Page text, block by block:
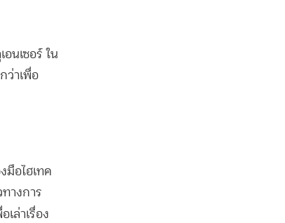
นเซอร์ ใน
ว่าเพื่อ
มือไฮเทค
างการ
เล่าเรื่อง